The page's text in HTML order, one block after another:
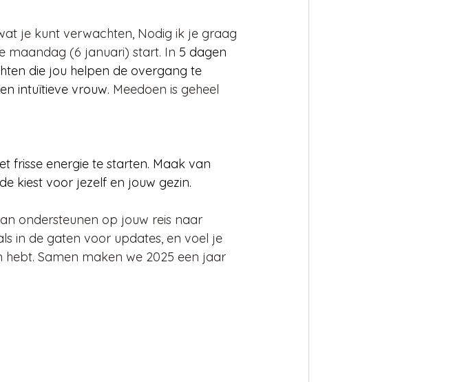
je kunt verwachten, Nodig ik je graag
maandag (6 januari) start. In 5 dagen
die jou helpen de overgang te
intuïtieve vrouw. Meedoen is geheel
frisse energie te starten. Maak van
kiest voor jezelf en jouw gezin.
ondersteunen op jouw reis naar
in de gaten voor updates, en voel je
Samen maken we 2025 een jaar